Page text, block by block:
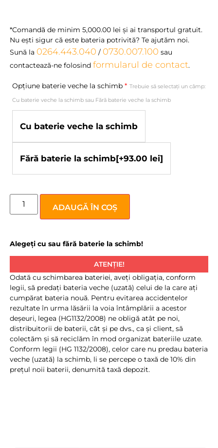
*Comandă de minim 5,000.00 lei şi ai transportul gratuit.
Nu eşti sigur că este bateria potrivită? Te ajutăm noi.
Sună la 0264.443.040 / 0730.007.100 sau
contactează-ne folosind formularul de contact.
Opțiune baterie veche la schimb * Trebuie să selectați un câmp:
Cu baterie veche la schimb sau Fără baterie veche la schimb
Cu baterie veche la schimb
Fără baterie la schimb[+93.00 lei]
ADAUGĂ ÎN COȘ
Alegeți cu sau fără baterie la schimb!
ATENȚIE!
Odată cu schimbarea bateriei, aveţi obligaţia, conform
legii, să predaţi bateria veche (uzată) celui de la care aţi
cumpărat bateria nouă. Pentru evitarea accidentelor
rezultate în urma lăsării la voia întâmplării a acestor
deşeuri, legea (HG1132/2008) ne obligă atât pe noi,
distribuitorii de baterii, cât şi pe dvs., ca şi client, să
colectăm şi să reciclăm în mod organizat bateriile uzate.
Conform legii (HG 1132/2008), celor care nu predau bateria
veche (uzată) la schimb, li se percepe o taxă de 10% din
preţul noii baterii, denumită taxă depozit.